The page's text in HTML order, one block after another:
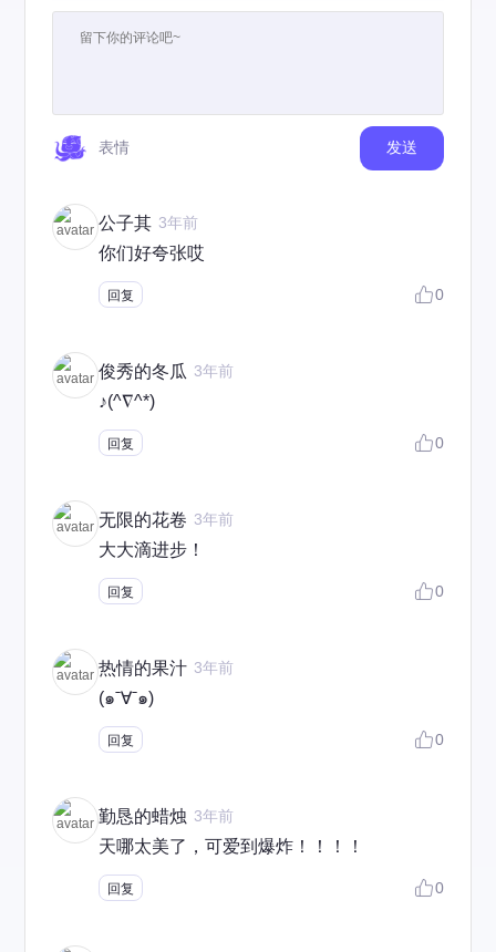
表情 发送
公子其 3年前
你们好夸张哎
回复 0
俊秀的冬瓜 3年前
♪(^∇^*)
回复 0
无限的花卷 3年前
大大滴进步！
回复 0
热情的果汁 3年前
(๑ˉ∀ˉ๑)
回复 0
勤恳的蜡烛 3年前
天哪太美了，可爱到爆炸！！！！
回复 0